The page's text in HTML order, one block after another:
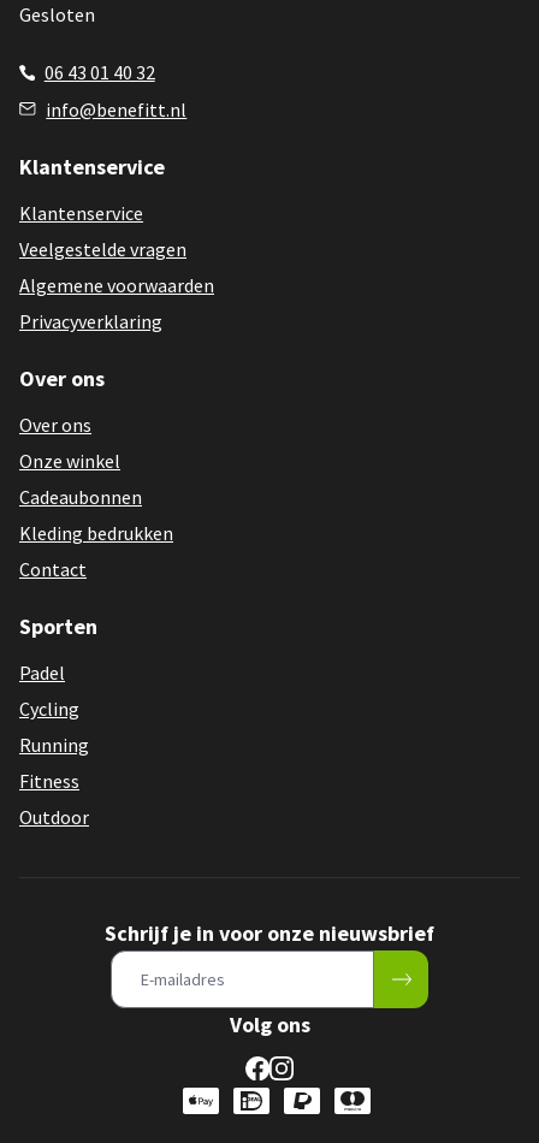
Gesloten
06 43 01 40 32
info@benefitt.nl
Klantenservice
Klantenservice
Veelgestelde vragen
Algemene voorwaarden
Privacyverklaring
Over ons
Over ons
Onze winkel
Cadeaubonnen
Kleding bedrukken
Contact
Sporten
Padel
Cycling
Running
Fitness
Outdoor
Schrijf je in voor onze nieuwsbrief
Volg ons